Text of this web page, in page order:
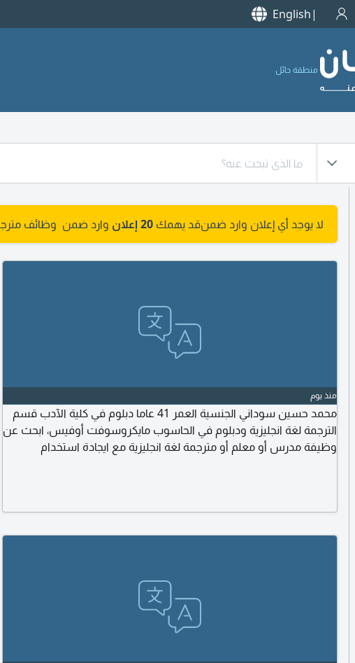
English
منطقة حائل
لا يوجد أي إعلان وارد ضمنقد يهمك 20 إعلان وارد ضمن وظائف
منذ يوم
محمد حسين سوداني الجنسية العمر 41 عاما دبلوم في كلية الآدب قسم
الترجمة لغة انجليزية ودبلوم في الحاسوب مايكروسوفت أوفيس، ابحث عن
وظيفة مدرس أو معلم أو مترجمة لغة انجليزية مع ايجادة استخدام